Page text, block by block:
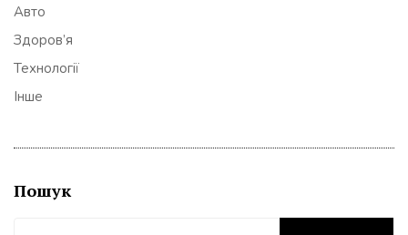
Авто
Здоров’я
Технології
Інше
Пошук